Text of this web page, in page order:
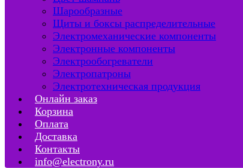
Шарообразные
Щиты и боксы распределительные
Электромеханические компоненты
Электронные компоненты
Электрообогреватели
Электропатроны
Электротехническая продукция
Онлайн заказ
Корзина
Оплата
Доставка
Контакты
info@electrony.ru